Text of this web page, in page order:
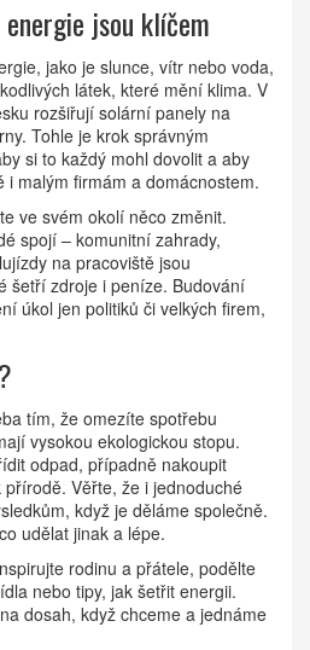
jsou klíčem
jako je slunce, vítr nebo voda,
látek, které mění klima. V
rozšiřují solární panely na
Tohle je krok správným
si to každý mohl dovolit a aby
i malým firmám a domácnostem.
ve svém okolí něco změnit.
spojí – komunitní zahrady,
na pracoviště jsou
šetří zdroje i peníze. Budování
úkol jen politiků či velkých firem,
tím, že omezíte spotřebu
vysokou ekologickou stopu.
odpad, případně nakoupit
Věřte, že i jednoduché
když je děláme společně.
udělat jinak a lépe.
rodinu a přátele, podělte
nebo tipy, jak šetřit energii.
dosah, když chceme a jednáme